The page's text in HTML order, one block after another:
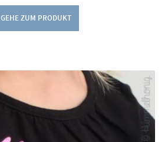
GEHE ZUM PRODUKT